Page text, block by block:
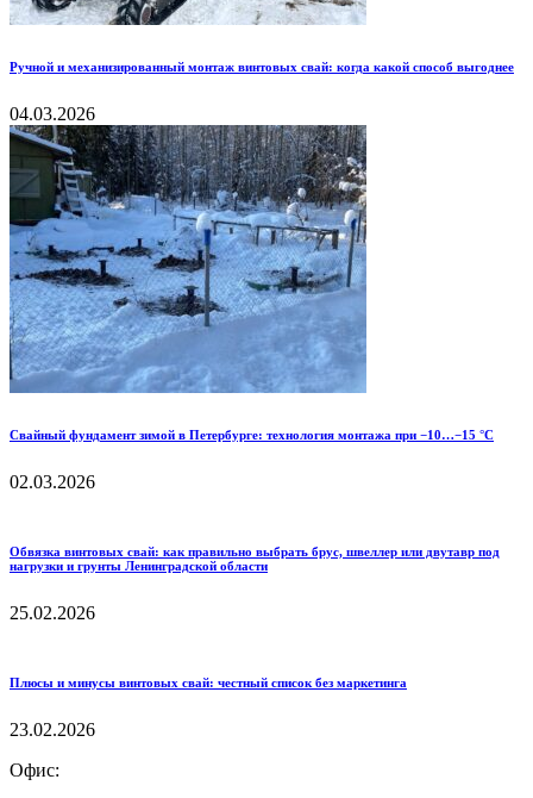
Ручной и механизированный монтаж винтовых свай: когда какой способ выгоднее
04.03.2026
Свайный фундамент зимой в Петербурге: технология монтажа при −10…−15 °C
02.03.2026
Обвязка винтовых свай: как правильно выбрать брус, швеллер или двутавр под
нагрузки и грунты Ленинградской области
25.02.2026
Плюсы и минусы винтовых свай: честный список без маркетинга
23.02.2026
Офис: